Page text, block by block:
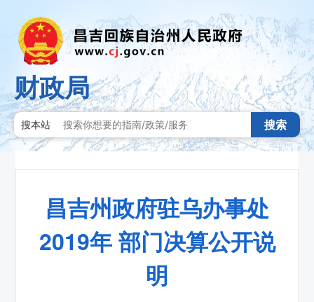
财政局
搜本站 搜索
昌吉州政府驻乌办事处
2019年 部门决算公开说
明